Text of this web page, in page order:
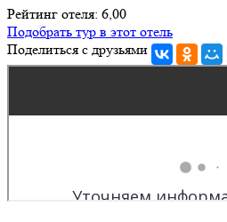
Рейтинг отеля: 6,00
Подобрать тур в этот отель
Поделиться с друзьями